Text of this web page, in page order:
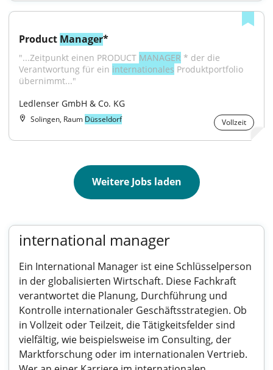
Product Manager*
"...Zeitpunkt einen PRODUCT MANAGER * der die
Verantwortung für ein internationales Produktportfolio
übernimmt..."
Ledlenser GmbH & Co. KG
Solingen, Raum Düsseldorf Vollzeit
Weitere Jobs laden
international manager
Ein International Manager ist eine Schlüsselperson
in der globalisierten Wirtschaft. Diese Fachkraft
verantwortet die Planung, Durchführung und
Kontrolle internationaler Geschäftsstrategien. Ob
in Vollzeit oder Teilzeit, die Tätigkeitsfelder sind
vielfältig, wie beispielsweise im Consulting, der
Marktforschung oder im internationalen Vertrieb.